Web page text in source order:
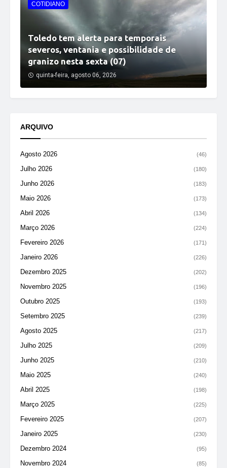
COTIDIANO
Toledo tem alerta para temporais
severos, ventania e possibilidade de
granizo nesta sexta (07)
quinta-feira, agosto 06, 2026
ARQUIVO
Agosto 2026 (46)
Julho 2026 (180)
Junho 2026 (183)
Maio 2026 (173)
Abril 2026 (134)
Março 2026 (224)
Fevereiro 2026 (171)
Janeiro 2026 (226)
Dezembro 2025 (202)
Novembro 2025 (196)
Outubro 2025 (193)
Setembro 2025 (239)
Agosto 2025 (217)
Julho 2025 (209)
Junho 2025 (210)
Maio 2025 (240)
Abril 2025 (198)
Março 2025 (225)
Fevereiro 2025 (207)
Janeiro 2025 (230)
Dezembro 2024 (95)
Novembro 2024 (85)